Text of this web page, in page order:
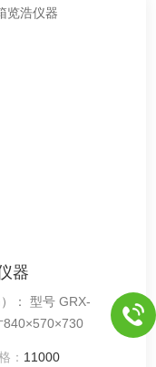
器
： 型号 GRX-
外形尺寸840×570×730
： 11000